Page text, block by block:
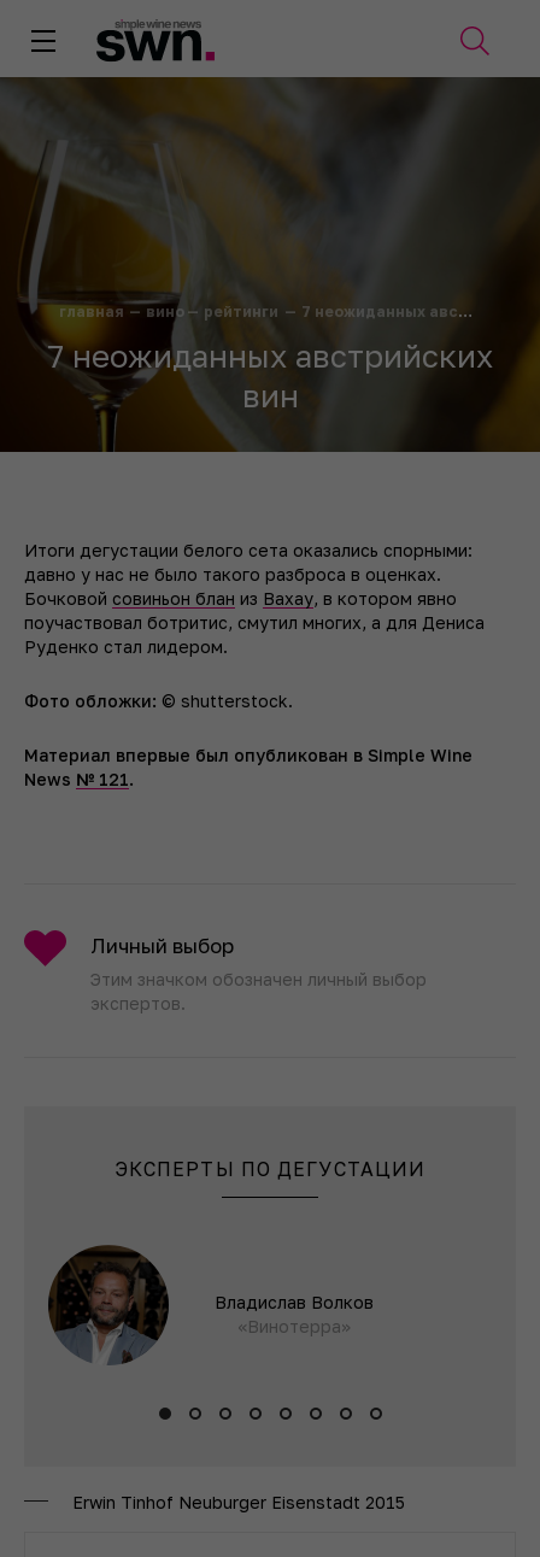
главная — вино — рейтинги — 7 неожиданных австрийских вин
7 неожиданных австрийских
вин
Итоги дегустации белого сета оказались спорными:
давно у нас не было такого разброса в оценках.
Бочковой совиньон блан из Вахау, в котором явно
поучаствовал ботритис, смутил многих, а для Дениса
Руденко стал лидером.
Фото обложки: © shutterstock.
Материал впервые был опубликован в Simple Wine
News № 121.
Личный выбор
Этим значком обозначен личный выбор
экспертов.
ЭКСПЕРТЫ ПО ДЕГУСТАЦИИ
Владислав Волков
«Винотерра»
Erwin Tinhof Neuburger Eisenstadt 2015